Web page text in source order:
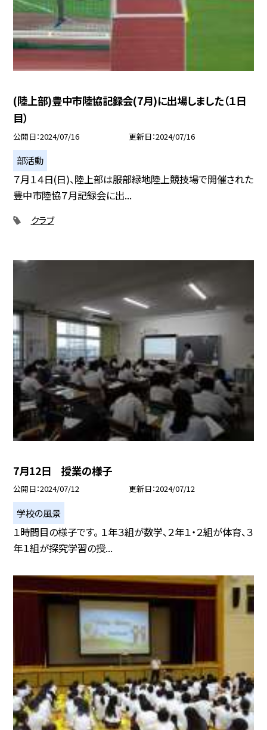
(陸上部)豊中市陸協記録会(7月)に出場しました（１日
目）
公開日 2024/07/16 更新日 2024/07/16
部活動
７月１４日(日)、陸上部は服部緑地陸上競技場で開催された
豊中市陸協７月記録会に出...
クラブ
7月12日 授業の様子
公開日 2024/07/12 更新日 2024/07/12
学校の風景
１時間目の様子です。 １年３組が数学、２年１・２組が体育、３
年１組が探究学習の授...